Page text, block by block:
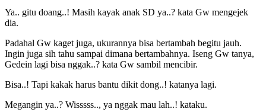
Ya.. gitu doang..! Masih kayak anak SD ya..? kata Gw mengejek
dia.
Padahal Gw kaget juga, ukurannya bisa bertambah begitu jauh.
Ingin juga sih tahu sampai dimana bertambahnya. Iseng Gw tanya,
Gedein lagi bisa nggak..? kata Gw sambil mencibir.
Bisa..! Tapi kakak harus bantu dikit dong..! katanya lagi.
Megangin ya..? Wisssss.., ya nggak mau lah..! kataku.